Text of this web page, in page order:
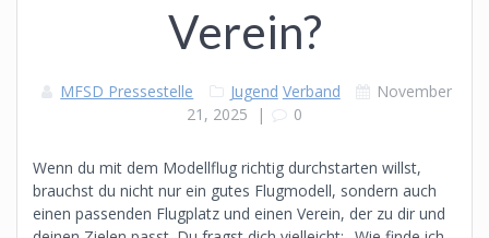
Verein?
MFSD Pressestelle Jugend Verband
November
21, 2025 | 0
Wenn du mit dem Modellflug richtig durchstarten willst,
brauchst du nicht nur ein gutes Flugmodell, sondern auch
einen passenden Flugplatz und einen Verein, der zu dir und